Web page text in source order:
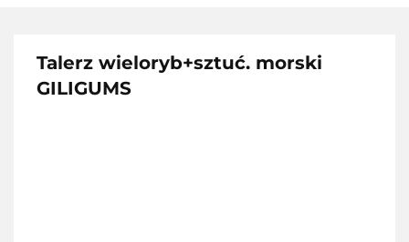
Talerz wieloryb+sztuć. morski
GILIGUMS